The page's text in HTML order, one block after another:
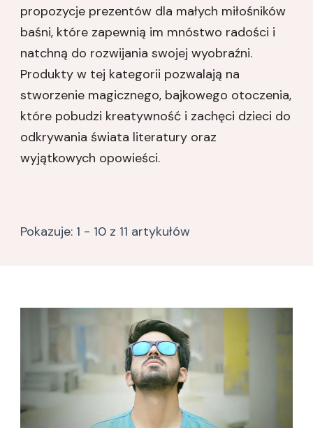
propozycje prezentów dla małych miłośników
baśni, które zapewnią im mnóstwo radości i
natchną do rozwijania swojej wyobraźni.
Produkty w tej kategorii pozwalają na
stworzenie magicznego, bajkowego otoczenia,
które pobudzi kreatywność i zachęci dzieci do
odkrywania świata literatury oraz
wyjątkowych opowieści.
Pokazuje: 1 - 10 z 11 artykułów